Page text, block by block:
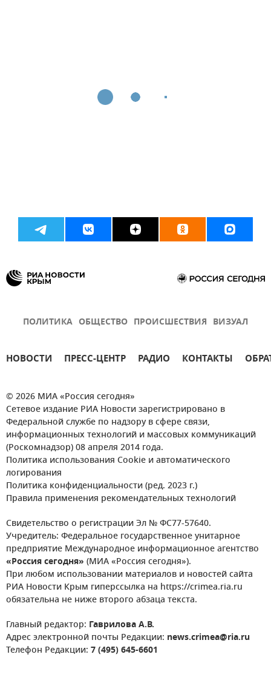
ПОЛИТИКА ОБЩЕСТВО ПРОИСШЕСТВИЯ ВИЗУАЛ
НОВОСТИ ПРЕСС-ЦЕНТР РАДИО КОНТАКТЫ
© 2026 МИА «Россия сегодня»
Сетевое издание РИА Новости зарегистрировано в
Федеральной службе по надзору в сфере связи,
информационных технологий и массовых коммуникаций
(Роскомнадзор) 08 апреля 2014 года.
Политика использования Cookie и автоматического
логирования
Политика конфиденциальности (ред. 2023 г.)
Правила применения рекомендательных технологий
Свидетельство о регистрации Эл № ФС77-57640.
Учредитель: Федеральное государственное унитарное
предприятие Международное информационное агентство
«Россия сегодня» (МИА «Россия сегодня»).
При любом использовании материалов и новостей сайта
РИА Новости Крым гиперссылка на https://crimea.ria.ru
обязательна не ниже второго абзаца текста.
Главный редактор: Гаврилова А.В.
Адрес электронной почты Редакции: news.crimea@ria.ru
Телефон Редакции: 7 (495) 645-6601